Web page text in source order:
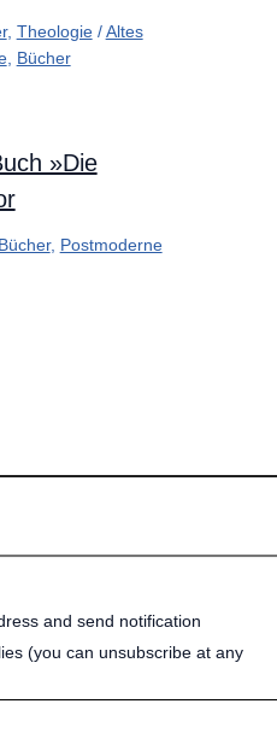
, Theologie/Altes
, Bücher
»Die
Bücher, Postmoderne
and send notification
(you can unsubscribe at any